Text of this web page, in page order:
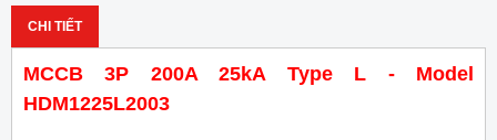
CHI TIẾT
MCCB 3P 200A 25kA Type L - Model
HDM1225L2003